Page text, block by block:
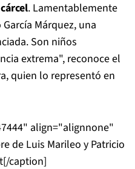
. Lamentablemente
Márquez, una
Son niños
extrema", reconoce el
quien lo representó en
align="alignnone"
de Luis Marileo y Patricio
caption]